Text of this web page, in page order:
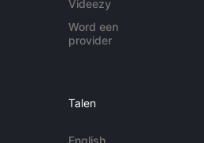
Videezy
Word een
provider
Talen
English